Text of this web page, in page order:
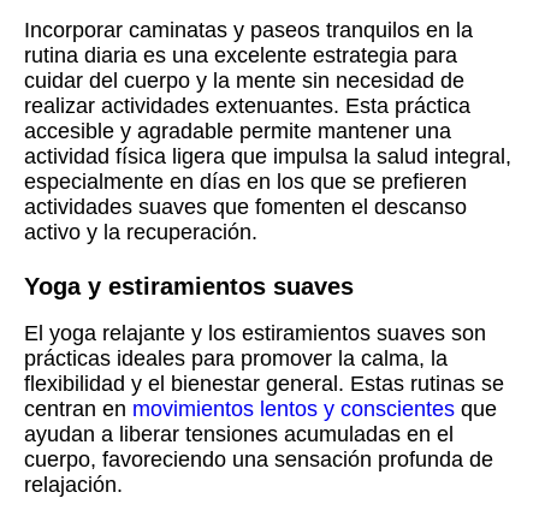
Incorporar caminatas y paseos tranquilos en la
rutina diaria es una excelente estrategia para
cuidar del cuerpo y la mente sin necesidad de
realizar actividades extenuantes. Esta práctica
accesible y agradable permite mantener una
actividad física ligera que impulsa la salud integral,
especialmente en días en los que se prefieren
actividades suaves que fomenten el descanso
activo y la recuperación.
Yoga y estiramientos suaves
El yoga relajante y los estiramientos suaves son
prácticas ideales para promover la calma, la
flexibilidad y el bienestar general. Estas rutinas se
centran en movimientos lentos y conscientes que
ayudan a liberar tensiones acumuladas en el
cuerpo, favoreciendo una sensación profunda de
relajación.